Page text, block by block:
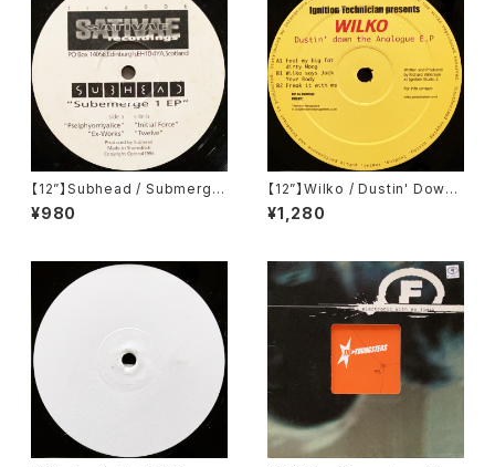
【12”】Subhead / Submerge
1 EP (Sativae Recordings)
(tiva006)
¥980
【12”】Wilko / Dustin' Down
The Analogue E.P (Ignition
Records) (IGT 010)
¥1,280